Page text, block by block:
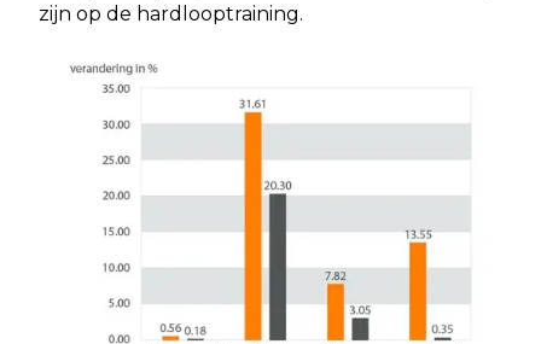
zijn op de hardlooptraining.